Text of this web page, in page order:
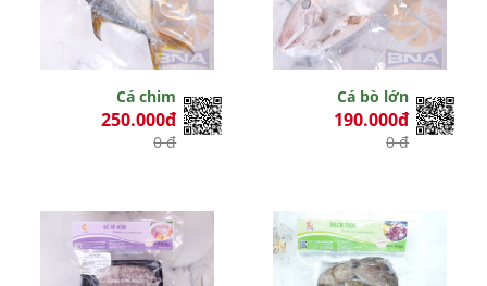
Cá chim
250.000đ
0 đ
Cá bò lớn
190.000đ
0 đ